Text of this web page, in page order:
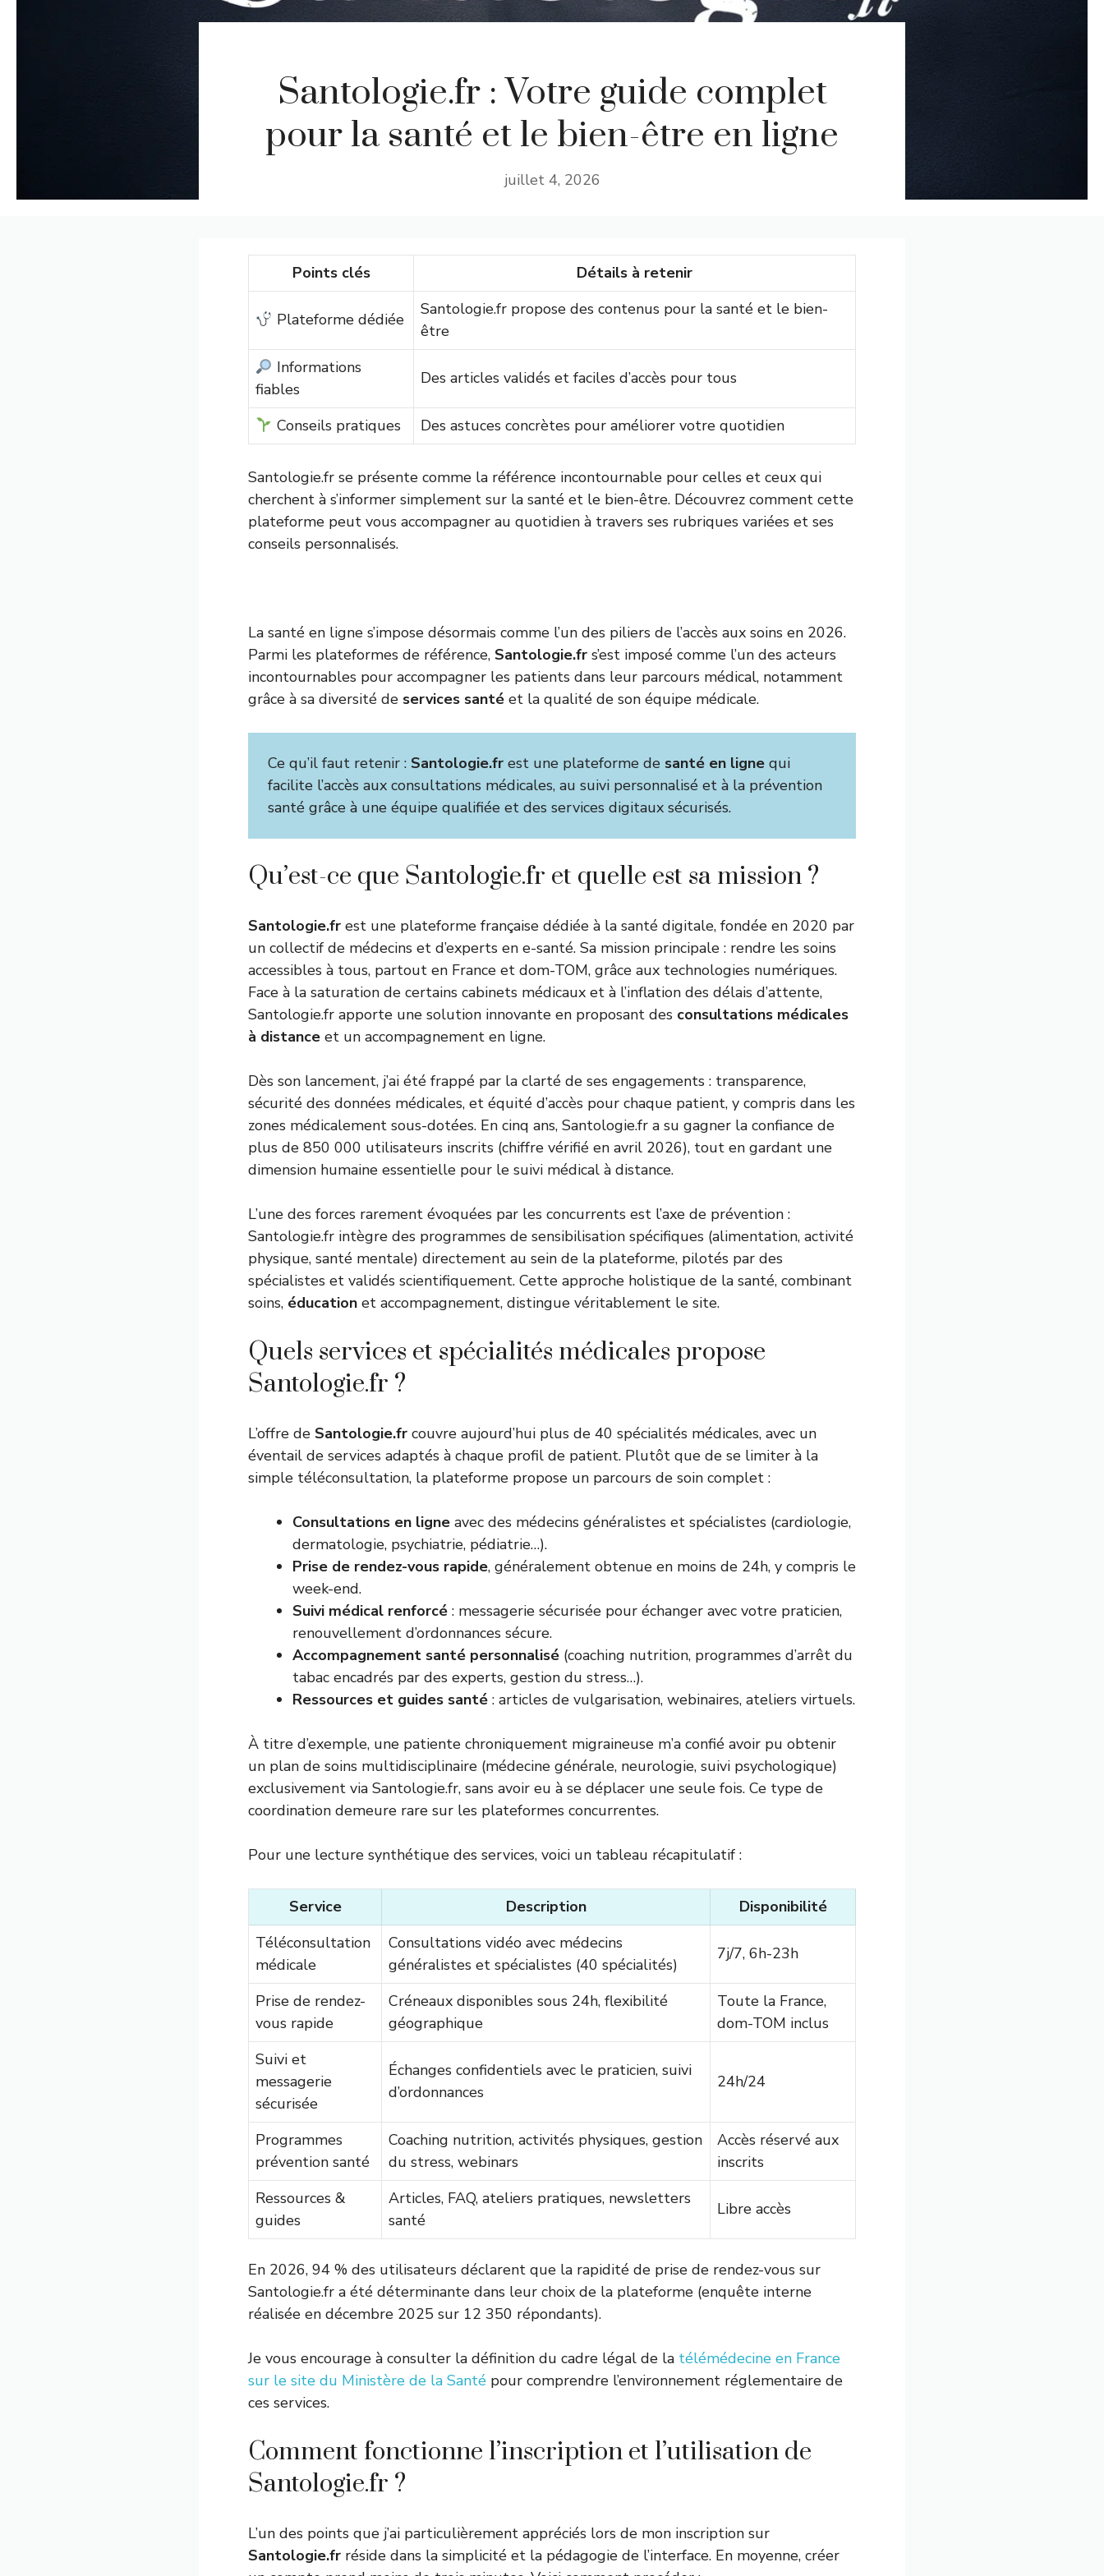
Santologie.fr : Votre guide complet
pour la santé et le bien-être en ligne
juillet 4, 2026
Points clés Détails à retenir
Plateforme dédiée
Santologie.fr propose des contenus pour la santé et le bien-
être
Informations
fiables
Des articles validés et faciles d’accès pour tous
Conseils pratiques Des astuces concrètes pour améliorer votre quotidien
Santologie.fr se présente comme la référence incontournable pour celles et ceux qui
cherchent à s’informer simplement sur la santé et le bien-être. Découvrez comment cette
plateforme peut vous accompagner au quotidien à travers ses rubriques variées et ses
conseils personnalisés.
La santé en ligne s’impose désormais comme l’un des piliers de l’accès aux soins en 2026.
Parmi les plateformes de référence, Santologie.fr s’est imposé comme l’un des acteurs
incontournables pour accompagner les patients dans leur parcours médical, notamment
grâce à sa diversité de services santé et la qualité de son équipe médicale.
Ce qu’il faut retenir : Santologie.fr est une plateforme de santé en ligne qui
facilite l’accès aux consultations médicales, au suivi personnalisé et à la prévention
santé grâce à une équipe qualifiée et des services digitaux sécurisés.
Qu’est-ce que Santologie.fr et quelle est sa mission ?
Santologie.fr est une plateforme française dédiée à la santé digitale, fondée en 2020 par
un collectif de médecins et d’experts en e-santé. Sa mission principale : rendre les soins
accessibles à tous, partout en France et dom-TOM, grâce aux technologies numériques.
Face à la saturation de certains cabinets médicaux et à l’inflation des délais d’attente,
Santologie.fr apporte une solution innovante en proposant des consultations médicales
à distance et un accompagnement en ligne.
Dès son lancement, j’ai été frappé par la clarté de ses engagements : transparence,
sécurité des données médicales, et équité d’accès pour chaque patient, y compris dans les
zones médicalement sous-dotées. En cinq ans, Santologie.fr a su gagner la confiance de
plus de 850 000 utilisateurs inscrits (chiffre vérifié en avril 2026), tout en gardant une
dimension humaine essentielle pour le suivi médical à distance.
L’une des forces rarement évoquées par les concurrents est l’axe de prévention :
Santologie.fr intègre des programmes de sensibilisation spécifiques (alimentation, activité
physique, santé mentale) directement au sein de la plateforme, pilotés par des
spécialistes et validés scientifiquement. Cette approche holistique de la santé, combinant
soins, éducation et accompagnement, distingue véritablement le site.
Quels services et spécialités médicales propose
Santologie.fr ?
L’offre de Santologie.fr couvre aujourd’hui plus de 40 spécialités médicales, avec un
éventail de services adaptés à chaque profil de patient. Plutôt que de se limiter à la
simple téléconsultation, la plateforme propose un parcours de soin complet :
Consultations en ligne avec des médecins généralistes et spécialistes (cardiologie,
dermatologie, psychiatrie, pédiatrie…).
Prise de rendez-vous rapide, généralement obtenue en moins de 24h, y compris le
week-end.
Suivi médical renforcé : messagerie sécurisée pour échanger avec votre praticien,
renouvellement d’ordonnances sécure.
Accompagnement santé personnalisé (coaching nutrition, programmes d’arrêt du
tabac encadrés par des experts, gestion du stress…).
Ressources et guides santé : articles de vulgarisation, webinaires, ateliers virtuels.
À titre d’exemple, une patiente chroniquement migraineuse m’a confié avoir pu obtenir
un plan de soins multidisciplinaire (médecine générale, neurologie, suivi psychologique)
exclusivement via Santologie.fr, sans avoir eu à se déplacer une seule fois. Ce type de
coordination demeure rare sur les plateformes concurrentes.
Pour une lecture synthétique des services, voici un tableau récapitulatif :
Service Description
Disponibilité
Téléconsultation
médicale
Consultations vidéo avec médecins
généralistes et spécialistes (40 spécialités)
7j/7, 6h-23h
Prise de rendez-
vous rapide
Créneaux disponibles sous 24h, flexibilité
géographique
Toute la France,
dom-TOM inclus
Suivi et
messagerie
sécurisée
Échanges confidentiels avec le praticien, suivi
d’ordonnances
24h/24
Programmes
prévention santé
Coaching nutrition, activités physiques, gestion
du stress, webinars
Accès réservé aux
inscrits
Ressources &
guides
Articles, FAQ, ateliers pratiques, newsletters
santé
Libre accès
En 2026, 94 % des utilisateurs déclarent que la rapidité de prise de rendez-vous sur
Santologie.fr a été déterminante dans leur choix de la plateforme (enquête interne
réalisée en décembre 2025 sur 12 350 répondants).
Je vous encourage à consulter la définition du cadre légal de la télémédecine en France
sur le site du Ministère de la Santé pour comprendre l’environnement réglementaire de
ces services.
Comment fonctionne l’inscription et l’utilisation de
Santologie.fr ?
L’un des points que j’ai particulièrement appréciés lors de mon inscription sur
Santologie.fr réside dans la simplicité et la pédagogie de l’interface. En moyenne, créer